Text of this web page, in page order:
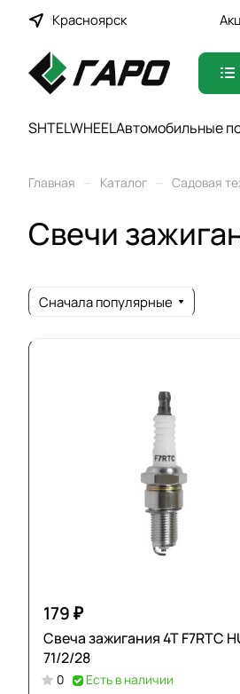
Красноярск
SHTELWHEELАвтомобильные
Главная – Каталог – Садовая
Свечи
Сначала популярные
179 ₽
Свеча зажигания 4T F7RTC
71/2/28
0 Есть в наличии